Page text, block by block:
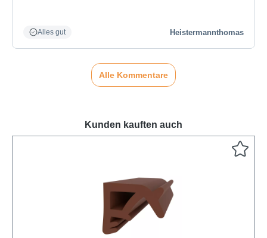
Alles gut Heistermannthomas
Alle Kommentare
Kunden kauften auch